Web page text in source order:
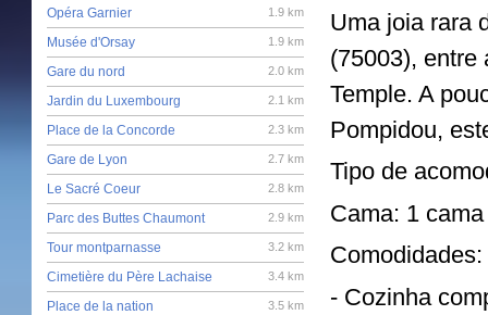
Uma joia rara
(75003), entre
Temple. A
Pompidou,
Tipo de
Cama: 1
Comodidades:
- Cozinha
1.9 km
Opéra Garnier
1.9 km
Musée d'Orsay
2.0 km
Gare du nord
2.1 km
Jardin du Luxembourg
2.3 km
Place de la Concorde
2.7 km
Gare de Lyon
2.8 km
Le Sacré Coeur
2.9 km
Parc des Buttes Chaumont
3.2 km
Tour montparnasse
3.4 km
Cimetière du Père Lachaise
3.5 km
Place de la nation